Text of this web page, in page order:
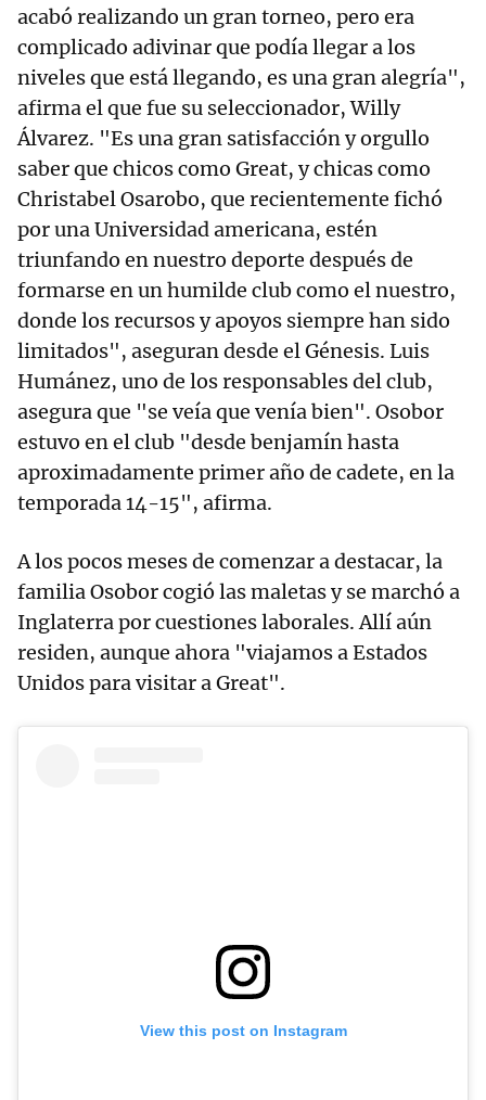
acabó realizando un gran torneo, pero era
complicado adivinar que podía llegar a los
niveles que está llegando, es una gran alegría",
afirma el que fue su seleccionador, Willy
Álvarez. "Es una gran satisfacción y orgullo
saber que chicos como Great, y chicas como
Christabel Osarobo, que recientemente fichó
por una Universidad americana, estén
triunfando en nuestro deporte después de
formarse en un humilde club como el nuestro,
donde los recursos y apoyos siempre han sido
limitados", aseguran desde el Génesis. Luis
Humánez, uno de los responsables del club,
asegura que "se veía que venía bien". Osobor
estuvo en el club "desde benjamín hasta
aproximadamente primer año de cadete, en la
temporada 14-15", afirma.
A los pocos meses de comenzar a destacar, la
familia Osobor cogió las maletas y se marchó a
Inglaterra por cuestiones laborales. Allí aún
residen, aunque ahora "viajamos a Estados
Unidos para visitar a Great".
View this post on Instagram